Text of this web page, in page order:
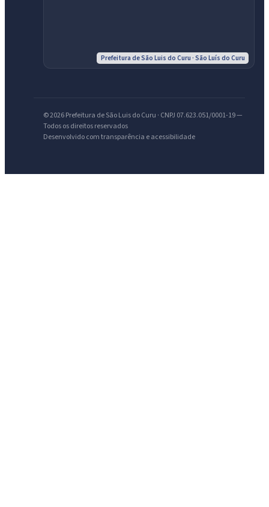
Prefeitura de São Luis do Curu · São Luís do Curu
© 2026 Prefeitura de São Luis do Curu · CNPJ 07.623.051/0001-19 —
Todos os direitos reservados
Desenvolvido com transparência e acessibilidade